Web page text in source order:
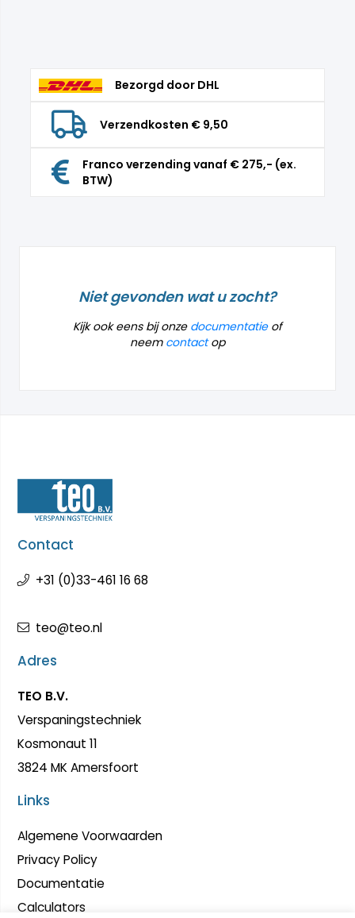
Bezorgd door DHL
Verzendkosten € 9,50
Franco verzending vanaf € 275,- (ex.
BTW)
Niet gevonden wat u zocht?
Kijk ook eens bij onze documentatieof
neem contactop
Contact
+31 (0)33-461 16 68
teo@teo.nl
Adres
TEO B.V.
Verspaningstechniek
Kosmonaut 11
3824 MK Amersfoort
Links
Algemene Voorwaarden
Privacy Policy
Documentatie
Calculators